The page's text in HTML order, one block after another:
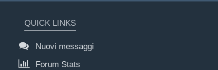
QUICK LINKS
Nuovi messaggi
Forum Stats